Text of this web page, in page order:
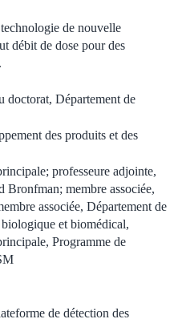
de nouvelle
débit de dose pour des
doctorat, Département de
des produits et des
professeure adjointe,
Bronfman; membre associée,
associée, Département de
et biomédical,
Programme de
de détection des